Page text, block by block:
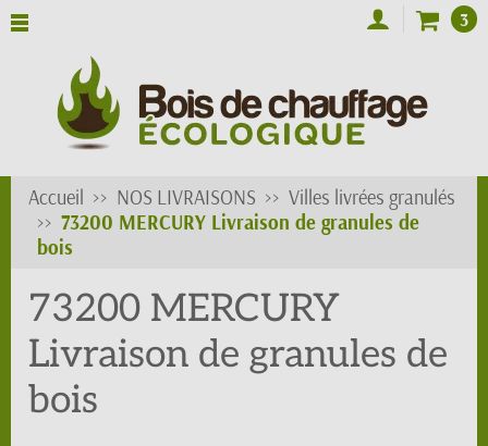
3
Accueil NOS LIVRAISONS
Villes livrées granulés
73200 MERCURY Livraison de granules de
bois
73200 MERCURY
Livraison de granules de
bois